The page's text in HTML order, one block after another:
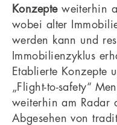
Konzepteweiterhin
wobei alter
werden kann und
Immobilienzyklus
Etablierte Konzepte
„Flight-to-safety“
weiterhin am Radar
Abgesehen von